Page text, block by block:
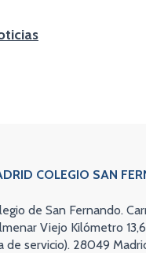
COLEGIO SAN
de San Fernando.
Viejo Kilómetro
de servicio). 28049